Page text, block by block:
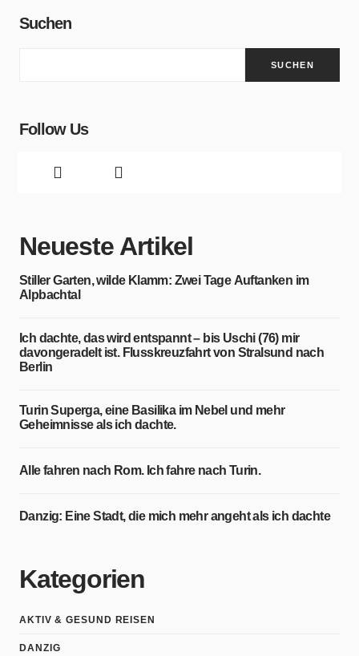
Suchen
SUCHEN
Follow Us
Neueste Artikel
Stiller Garten, wilde Klamm: Zwei Tage Auftanken im
Alpbachtal
Ich dachte, das wird entspannt – bis Uschi (76) mir
davongeradelt ist. Flusskreuzfahrt von Stralsund nach
Berlin
Turin Superga, eine Basilika im Nebel und mehr
Geheimnisse als ich dachte.
Alle fahren nach Rom. Ich fahre nach Turin.
Danzig: Eine Stadt, die mich mehr angeht als ich dachte
Kategorien
AKTIV & GESUND REISEN
DANZIG